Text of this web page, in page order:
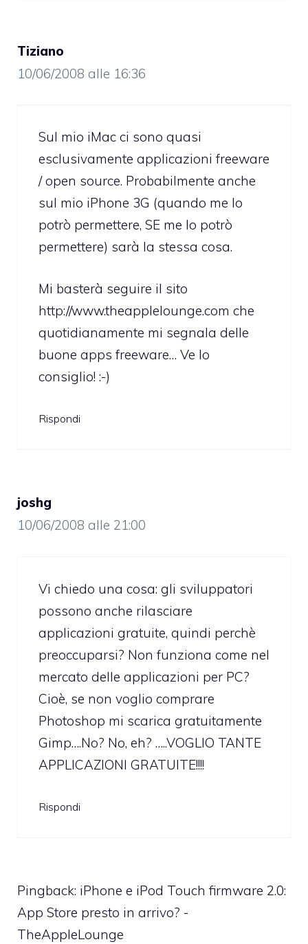
Tiziano
10/06/2008 alle 16:36
Sul mio iMac ci sono quasi
esclusivamente applicazioni freeware
/ open source. Probabilmente anche
sul mio iPhone 3G (quando me lo
potrò permettere, SE me lo potrò
permettere) sarà la stessa cosa.
Mi basterà seguire il sito
http://www.theapplelounge.com che
quotidianamente mi segnala delle
buone apps freeware… Ve lo
consiglio! :-)
Rispondi
joshg
10/06/2008 alle 21:00
Vi chiedo una cosa: gli sviluppatori
possono anche rilasciare
applicazioni gratuite, quindi perchè
preoccuparsi? Non funziona come nel
mercato delle applicazioni per PC?
Cioè, se non voglio comprare
Photoshop mi scarica gratuitamente
Gimp….No? No, eh? …..VOGLIO TANTE
APPLICAZIONI GRATUITE!!!!
Rispondi
Pingback: iPhone e iPod Touch firmware 2.0:
App Store presto in arrivo? -
TheAppleLounge